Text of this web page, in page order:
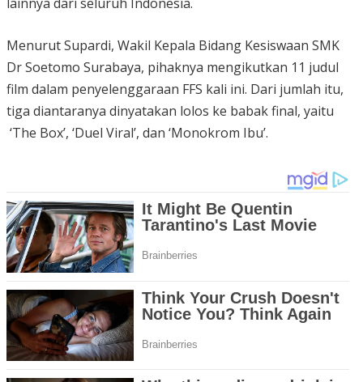
lainnya dari seluruh Indonesia.
Menurut Supardi, Wakil Kepala Bidang Kesiswaan SMK
Dr Soetomo Surabaya, pihaknya mengikutkan 11 judul
film dalam penyelenggaraan FFS kali ini. Dari jumlah itu,
tiga diantaranya dinyatakan lolos ke babak final, yaitu
‘The Box’, ‘Duel Viral’, dan ‘Monokrom Ibu’.